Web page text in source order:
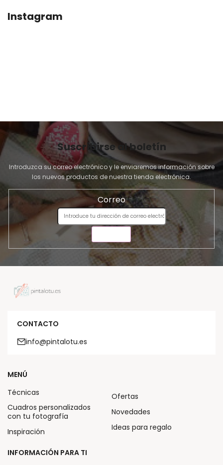
Instagram
Suscribirse al boletín
Introduzca su correo electrónico y le enviaremos información sobre
los nuevos productos de nuestra tienda electrónica.
Correo
CONTACTO
info@pintalotu.es
MENÚ
Técnicas
Cuadros personalizados
con tu fotografía
Inspiración
Ofertas
Novedades
Ideas para regalo
INFORMACIÓN PARA TI